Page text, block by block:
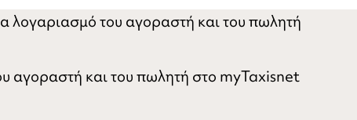
του αγοραστή και του πωλητή
αγοραστή και του πωλητή στο myTaxisnet